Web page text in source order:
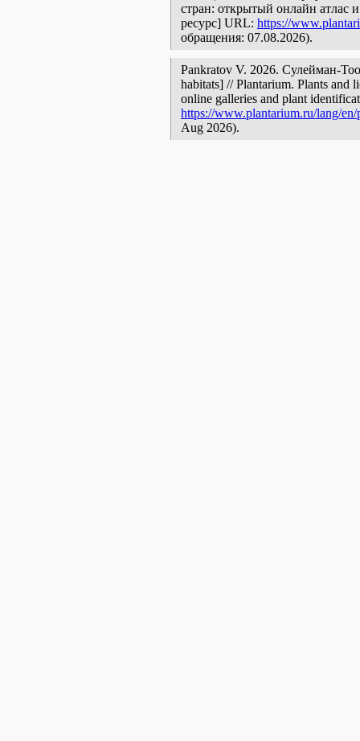
стран: открытый онлайн атлас
ресурс] URL: https://
обращения: 07.08.2026).
Pankratov V. 2026. Сулейман-
habitats] // Plantarium. Plants and
online galleries and plant
https://www.plantarium.ru/lang/
Aug 2026).